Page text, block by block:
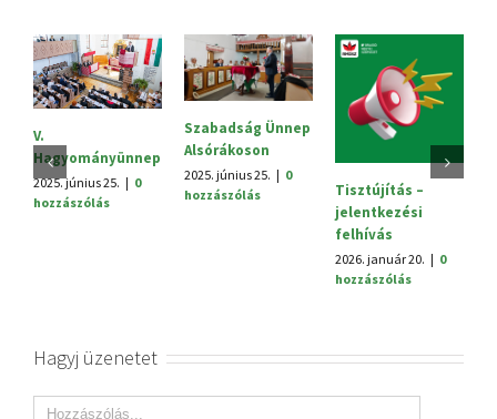
V.
Hagyományünnep
2025. június 25. | 0
hozzászólás
Szabadság Ünnep
Alsórákoson
2025. június 25. | 0
hozzászólás
Tisztújítás –
jelentkezési
felhívás
2026. január 20. | 0
hozzászólás
Hagyj üzenetet